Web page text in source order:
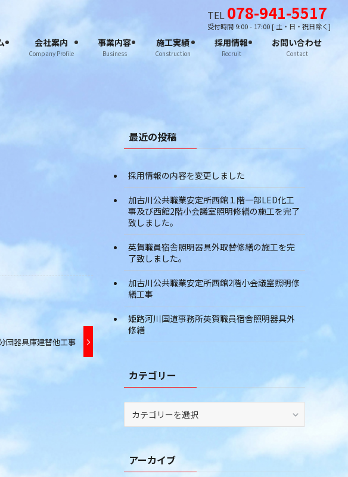
TEL 078-941-5517
受付時間 9:00 - 17:00 [ 土・日・祝日除く]
会社案内
Company Profile
事業内容
Business
施工実績
Construction
採用情報
Recruit
お問い合わせ
Contact
団器具庫建替他工事
最近の投稿
採用情報の内容を変更しました
加古川公共職業安定所西館１階一部LED化工
事及び西館2階小会議室照明修繕の施工を完了
致しました。
英賀職員宿舎照明器具外取替修繕の施工を完
了致しました。
加古川公共職業安定所西館2階小会議室照明修
繕工事
姫路河川国道事務所英賀職員宿舎照明器具外
修繕
カテゴリー
ーアーカイブ